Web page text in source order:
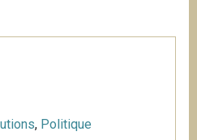
, Politique